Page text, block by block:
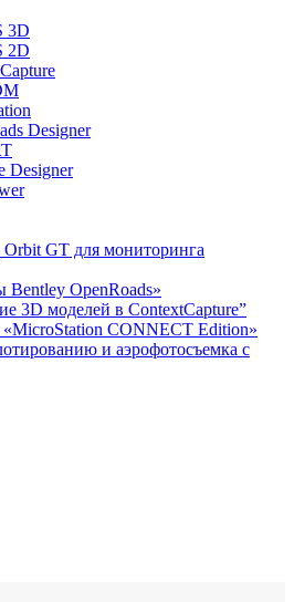
3D
2D
Designer
Designer
GT для мониторинга
OpenRoads»
3D моделей в ContextCapture”
«MicroStation CONNECT Edition»
и аэрофотосъемка с